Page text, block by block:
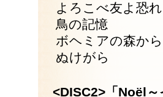
よろこべ友よ恐
鳥の記憶
ボヘミアの森から
ぬけがら
<DISC2>「Noël